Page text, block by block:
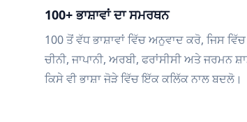
100+ ਭਾਸ਼ਾਵਾਂ ਦਾ ਸਮਰਥਨ
100 ਤੋਂ ਵੱਧ ਭਾਸ਼ਾਵਾਂ ਵਿੱਚ ਅਨੁਵਾਦ ਕਰੋ, ਜਿਸ
ਚੀਨੀ, ਜਾਪਾਨੀ, ਅਰਬੀ, ਫਰਾਂਸੀਸੀ ਅਤੇ ਜਰਮਨ
ਕਿਸੇ ਵੀ ਭਾਸ਼ਾ ਜੋੜੇ ਵਿੱਚ ਇੱਕ ਕਲਿੱਕ ਨਾਲ ਬਦਲੋ।